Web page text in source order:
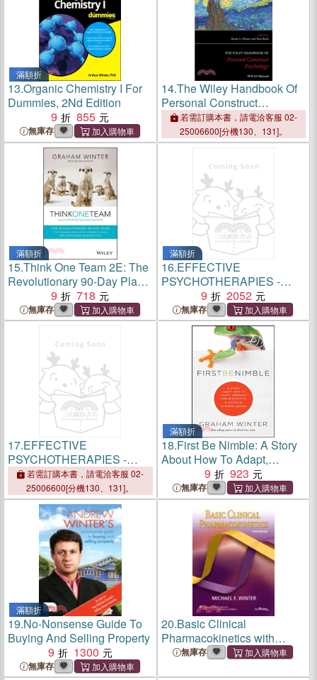
滿額折
13.Organic Chemistry I For
Dummies, 2Nd Edition
9
855
無庫存
14.The Wiley Handbook Of
Personal Construct
Psychology
若需訂購本書，請電洽客服 02-
25006600[分機130、131]。
滿額折
15.Think One Team 2E: The
Revolutionary 90-Day Plan
That Engages Employees,
Connects Silos And
Transforms Organisations
9 718
無庫存
滿額折
16.EFFECTIVE
PSYCHOTHERAPIES -
WHAT ELSE WORKS FOR
WHOM？
9 2052
無庫存
17.EFFECTIVE
PSYCHOTHERAPIES -
WHAT ELSE WORKS FOR
WHOM？
若需訂購本書，請電洽客服 02-
25006600[分機130、131]。
滿額折
18.First Be Nimble: A Story
About How To Adapt,
Innovate And Perform In A
Volatile Business World
9 923
無庫存
滿額折
19.No-Nonsense Guide To
Buying And Selling Property
9
1300
無庫存
20.Basic Clinical
Pharmacokinetics with
Online Access
無庫存